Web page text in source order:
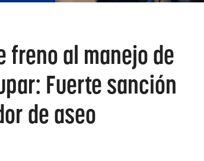
freno al manejo de
Fuerte sanción
de aseo